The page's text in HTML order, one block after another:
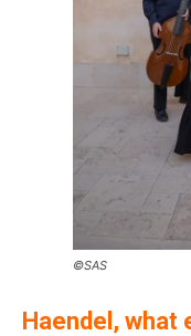
©SAS
Haendel, what